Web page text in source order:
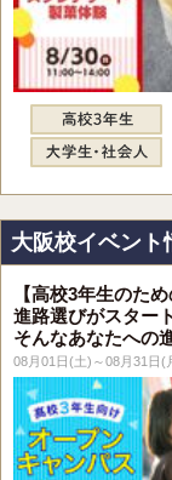
大阪校イベント
【高校3年生のた
進路選びがスター
そんなあなたへの
08月01日(土)～08月31日(